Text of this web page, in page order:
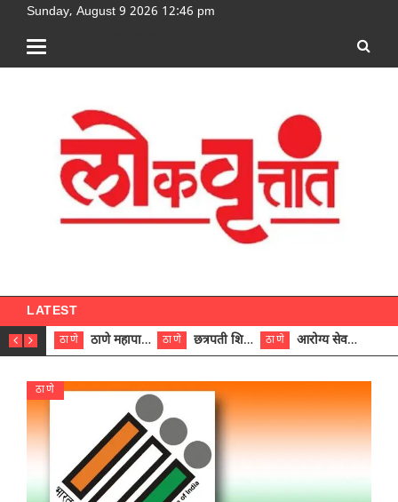
Sunday, August 9 2026 12:46 pm
LATEST
ठाणे ठाणे महापालिकेच्या नऊ प्रभाग समित्यांवर अध्यक्ष विराजमान ठाणे छत्रपती शिवाजी महाराज रुग्णालयात दुर्मिळ ट्युमरची यशस्वी शस्त्रक्रिया ठाणे आरोग्य सेवक (पुरुष) पदावरून ११ कर्मचाऱ्यांना आरोग्य सहाय्यक (पुरुष) पदावर पदोन्नती; मुख्य कार्यकारी अधिकारी रणजित यादव यांच्या हस्ते आदेश वितरण
ठाणे